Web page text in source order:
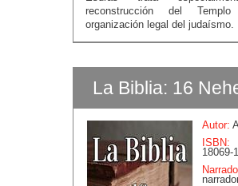
reconstrucción del
organización legal del judaísmo.
La Biblia: 16
Autor:
ISBN:
18069-